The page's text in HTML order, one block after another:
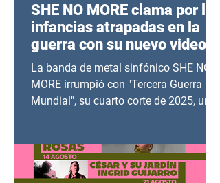
SHE NO MORE clama por las
infancias atrapadas en la
guerra con su nuevo video
TERCERA GUERRA
MUNDIAL
La banda de metal sinfónico SHE NO
MORE irrumpió con "Tercera Guerra
Mundial", su cuarto corte de 2025, un
bélicos.